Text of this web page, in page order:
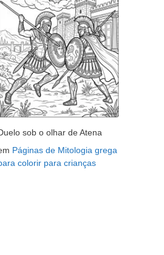
sob o olhar de Atena
Páginas de Mitologia grega
colorir para crianças